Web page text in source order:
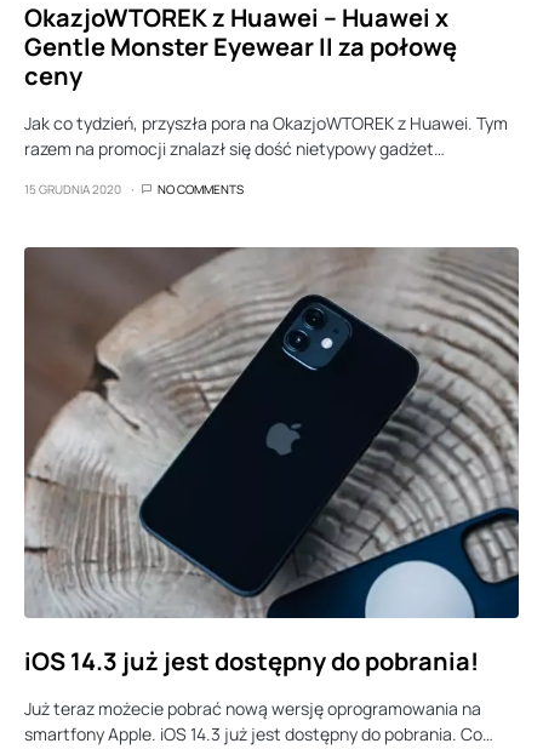
OkazjoWTOREK z Huawei – Huawei x
Gentle Monster Eyewear II za połowę
ceny
Jak co tydzień, przyszła pora na OkazjoWTOREK z Huawei. Tym
razem na promocji znalazł się dość nietypowy gadżet…
15 GRUDNIA 2020 NO COMMENTS
iOS 14.3 już jest dostępny do pobrania!
Już teraz możecie pobrać nową wersję oprogramowania na
smartfony Apple. iOS 14.3 już jest dostępny do pobrania. Co…